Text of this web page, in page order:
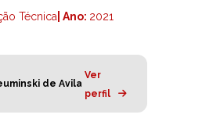
Técnica | Ano: 2021
de Avila
Ver
perfil